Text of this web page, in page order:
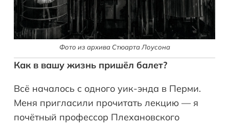
Фото из архива Стюарта Лоусона
Как в вашу жизнь пришёл балет?
Всё началось с одного уик-энда в Перми.
Меня пригласили прочитать лекцию — я
почётный профессор Плехановского